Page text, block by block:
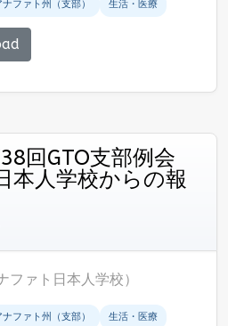
ナファト州（支部） 生活・医療
回GTO支部例会
本人学校からの報
ァト日本人学校）
ナファト州（支部） 生活・医療